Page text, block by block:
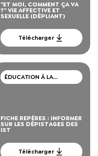
"ET MOI, COMMENT ÇA VA
?" VIE AFFECTIVE ET
SEXUELLE (DÉPLIANT)
Télécharger
ÉDUCATION À LA
SEXUALITÉ
FICHE REPÈRES : INFORMER
SUR LES DÉPISTAGES DES
IST
Télécharger